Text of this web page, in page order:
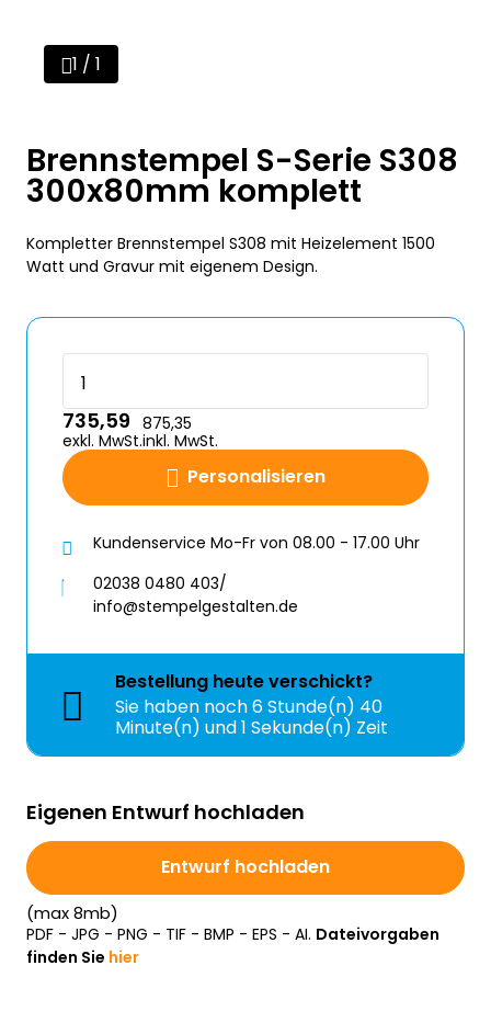
1 / 1
Brennstempel S-Serie S308
300x80mm komplett
Kompletter Brennstempel S308 mit Heizelement 1500
Watt und Gravur mit eigenem Design.
Personalisieren
735,59
exkl. MwSt.
875,35
inkl. MwSt.
Kundenservice Mo-Fr von 08.00 - 17.00 Uhr
02038 0480 403/
info@stempelgestalten.de
Bestellung heuteverschickt?
Sie haben noch6 Stunde(n) 40
Minute(n) und 0 Sekunde(n) Zeit
Eigenen Entwurf hochladen
Entwurf hochladen
(max 8mb)
PDF - JPG - PNG - TIF - BMP - EPS - AI. Dateivorgaben
finden Sie hier